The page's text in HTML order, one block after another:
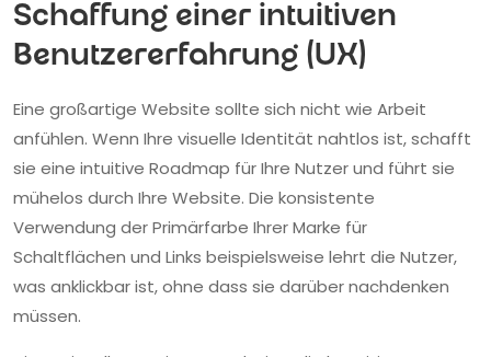
Schaffung einer intuitiven
Benutzererfahrung (UX)
Eine großartige Website sollte sich nicht wie Arbeit
anfühlen. Wenn Ihre visuelle Identität nahtlos ist, schafft
sie eine intuitive Roadmap für Ihre Nutzer und führt sie
mühelos durch Ihre Website. Die konsistente
Verwendung der Primärfarbe Ihrer Marke für
Schaltflächen und Links beispielsweise lehrt die Nutzer,
was anklickbar ist, ohne dass sie darüber nachdenken
müssen.